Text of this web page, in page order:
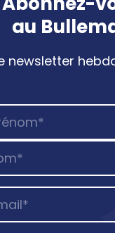
au
newsletter